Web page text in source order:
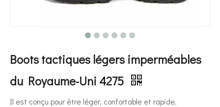
Boots tactiques légers imperméables
du Royaume-Uni 4275
Il est conçu pour être léger, confortable et rapide.